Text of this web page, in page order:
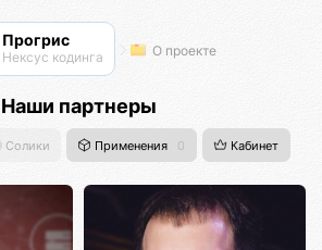
Прогрис
Нексус кодинга О проекте
Наши партнеры
Солики Применения 0 Кабинет